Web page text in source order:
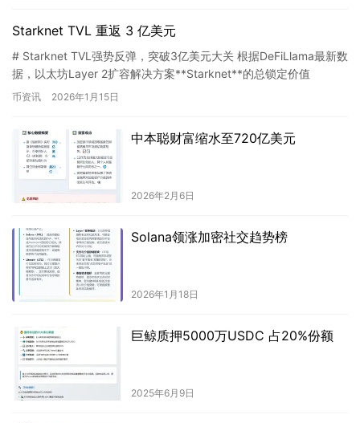
Starknet TVL 重返 3 亿美元
# Starknet TVL强势反弹，突破3亿美元大关 根据DeFiLlama最新数
据，以太坊Layer 2扩容解决方案**Starknet**的总锁定价值
（TVL）近期迎来关键性…
币资讯 2026年1月15日
中本聪财富缩水至720亿美元
2026年2月6日
Solana领涨加密社交趋势榜
2026年1月18日
巨鲸质押5000万USDC 占20%份额
2025年6月9日